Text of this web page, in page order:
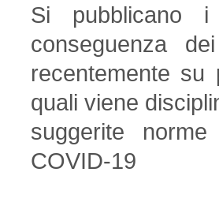
Si pubblicano
conseguenza
recentemente
quali viene
suggerite
COVID-19